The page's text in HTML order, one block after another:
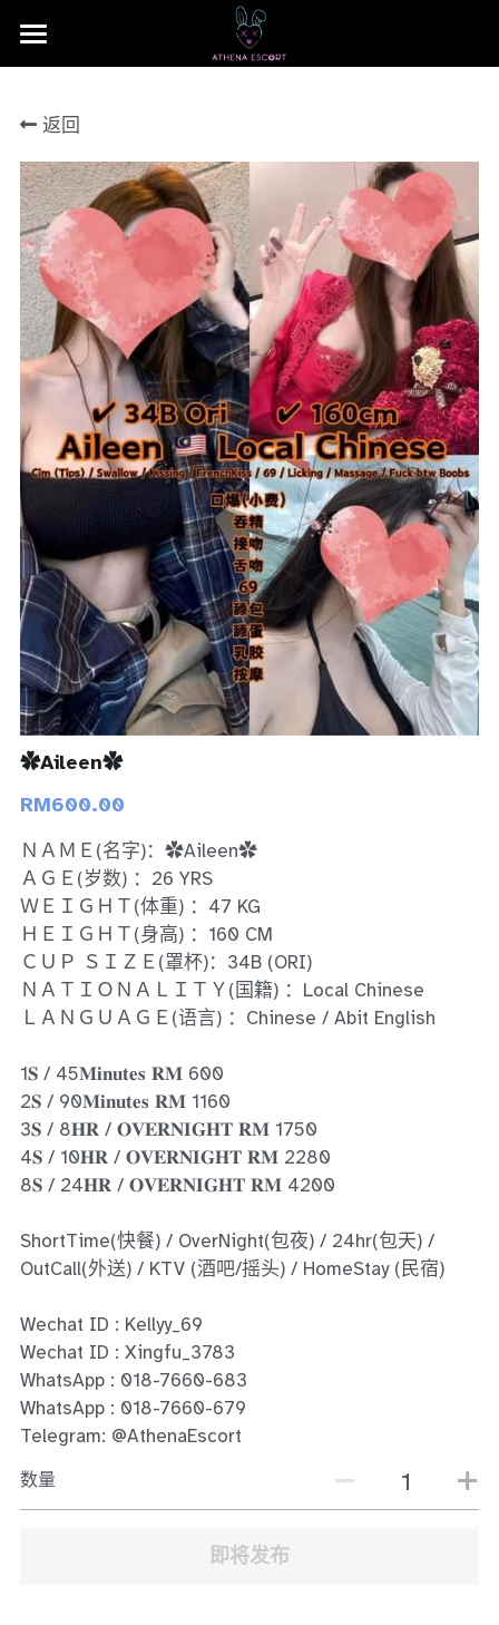
JB Area 全新山
所有商品分类
本地 台湾 中国 日本
Nusa Bestari 1
Nusa Bestari 2
Nusa Bestari 3
Nusa Bestari 4
Nusa Bestara 5
Bukit Indah 1
Bukit Indah 2
Bukit Indah 3
Skudai
Mount Austin 1
Mount Austin 2
Desa Tebrau 1
Desa Tebrau 2
Ros Merah
Permas Jaya 2
Kebun Teh
JB Town 2
JB Town 4
JB Town 5
JB Town Center
JB Town Century
小姐评价
联系我们 Contact US
搜索
提早预定包夜
返回
✿Aileen✿
RM600.00
ＮＡＭＥ(名字)：✿Aileen✿
ＡＧＥ(岁数) ：26 YRS
ＷＥＩＧＨＴ(体重) ：47 KG
ＨＥＩＧＨＴ(身高) ：160 CM
ＣＵＰ ＳＩＺＥ(罩杯)：34B (ORI)
ＮＡＴＩＯＮＡＬＩＴＹ(国籍) ：Local Chinese
ＬＡＮＧＵＡＧＥ(语言) ：Chinese / Abit English
1𝐒 / 45𝐌𝐢𝐧𝐮𝐭𝐞𝐬 𝐑𝐌 600
2𝐒 / 90𝐌𝐢𝐧𝐮𝐭𝐞𝐬 𝐑𝐌 1160
3𝐒 / 8𝐇𝐑 / 𝐎𝐕𝐄𝐑𝐍𝐈𝐆𝐇𝐓 𝐑𝐌 1750
4𝐒 / 10𝐇𝐑 / 𝐎𝐕𝐄𝐑𝐍𝐈𝐆𝐇𝐓 𝐑𝐌 2280
8𝐒 / 24𝐇𝐑 / 𝐎𝐕𝐄𝐑𝐍𝐈𝐆𝐇𝐓 𝐑𝐌 4200
ShortTime(快餐) / OverNight(包夜) / 24hr(包天) /
OutCall(外送) / KTV (酒吧/摇头) / HomeStay (民宿)
Wechat ID : Kellyy_69
Wechat ID : Xingfu_3783
WhatsApp : 018-7660-683
WhatsApp : 018-7660-679
Telegram: @AthenaEscort
数量
即将发布
商品分类
本地 台湾 中国 日本